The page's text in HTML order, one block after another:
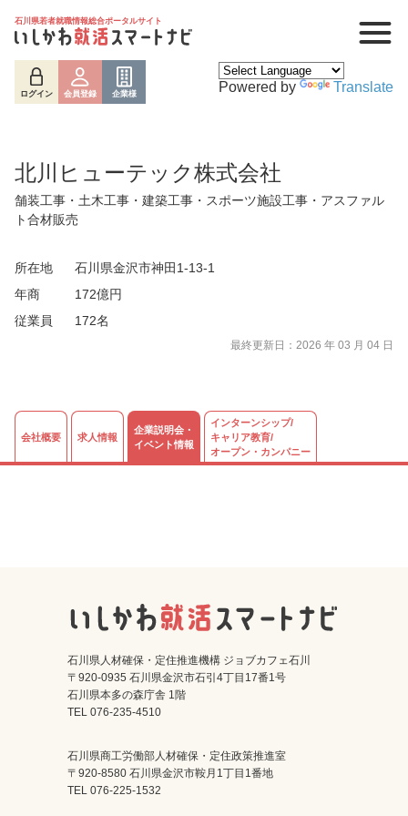
石川県若者就職情報総合ポータルサイト
ログイン 会員登録 企業様 Powered by Translate
北川ヒューテック株式会社
舗装工事・土木工事・建築工事・スポーツ施設工事・アスファル
ト合材販売
所在地
石川県金沢市神田1-13-1
年商
172億円
従業員
172名
最終更新日：2026 年 03 月 04 日
会社概要 求人情報
企業説明会・
イベント情報
インターンシップ/
キャリア教育/
オープン・カンパニー
石川県人材確保・定住推進機構 ジョブカフェ石川
〒920-0935 石川県金沢市石引4丁目17番1号
石川県本多の森庁舎 1階
TEL 076-235-4510
石川県商工労働部人材確保・定住政策推進室
〒920-8580 石川県金沢市鞍月1丁目1番地
TEL 076-225-1532